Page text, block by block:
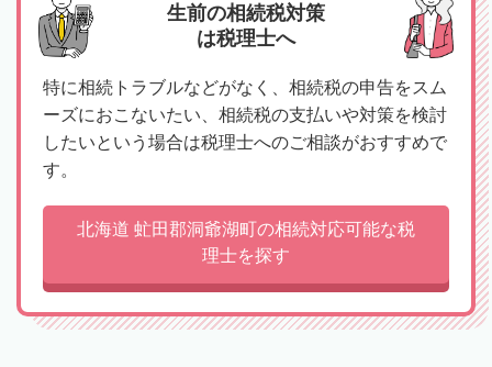
生前の相続税対策
は税理士へ
特に相続トラブルなどがなく、相続税の申告をスム
ーズにおこないたい、相続税の支払いや対策を検討
したいという場合は税理士へのご相談がおすすめで
す。
北海道 虻田郡洞爺湖町の相続対応可能な税
理士を探す